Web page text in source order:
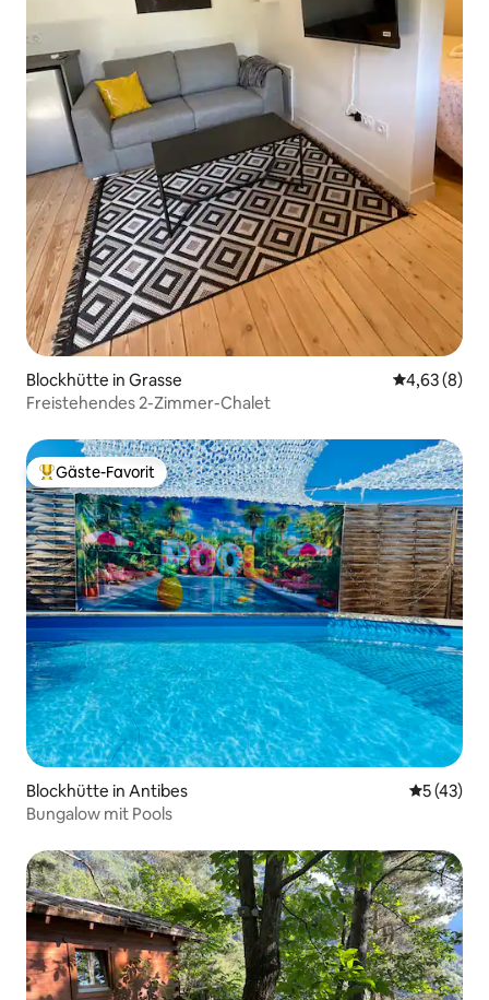
Blockhütte in Grasse
4,63 (8)
Freistehendes 2-Zimmer-Chalet
Beliebter Gäste-Favorit.
Gäste-Favorit
Blockhütte in Antibes
5 (43)
Bungalow mit Pools